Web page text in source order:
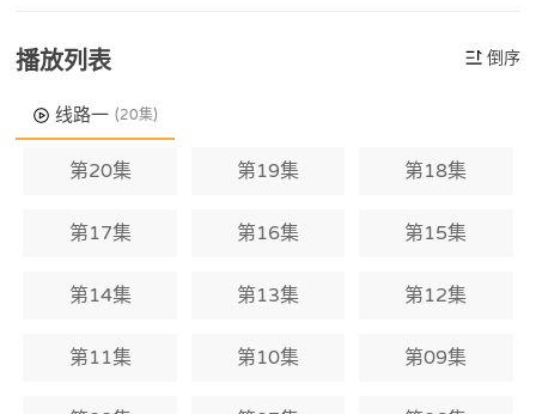
播放列表 倒序
线路一 (20集)
第20集 第19集 第18集
第17集 第16集 第15集
第14集 第13集 第12集
第11集 第10集 第09集